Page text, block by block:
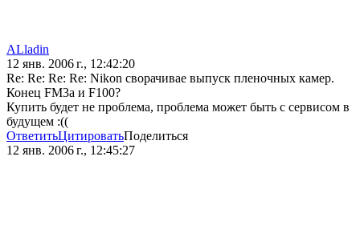
ALladin
12 янв. 2006 г., 12:42:20
Re: Re: Re: Re: Nikon сворачивае выпуск пленочных камер.
Конец FM3a и F100?
Купить будет не проблема, проблема может быть с сервисом в
будущем :((
ОтветитьЦитироватьПоделиться
12 янв. 2006 г., 12:45:27